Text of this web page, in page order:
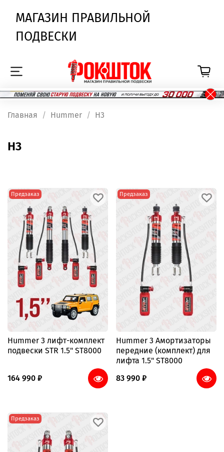
МАГАЗИН ПРАВИЛЬНОЙ
ПОДВЕСКИ
Главная Hummer H3
H3
Предзаказ
Hummer 3 лифт-комплект
подвески STR 1.5" ST8000
164 990 ₽
Предзаказ
Hummer 3 Амортизаторы
передние (комплект) для
лифта 1.5" ST8000
83 990 ₽
Предзаказ